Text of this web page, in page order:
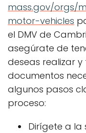
mass.gov/orgs/
motor-vehicles
el DMV de
asegúrate de
deseas realizar
documentos
algunos pasos
proceso:
Dirígete a la